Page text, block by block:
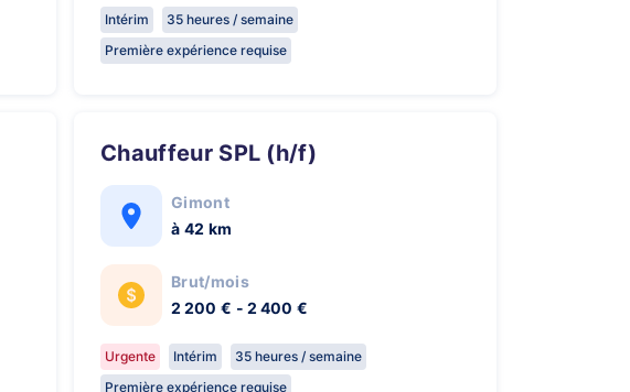
Intérim
35 heures / semaine
Première expérience requise
Chauffeur SPL (h/f)
Gimont
à 42 km
Brut/mois
2 200 € - 2 400 €
Urgente Intérim
35 heures / semaine
Première expérience requise